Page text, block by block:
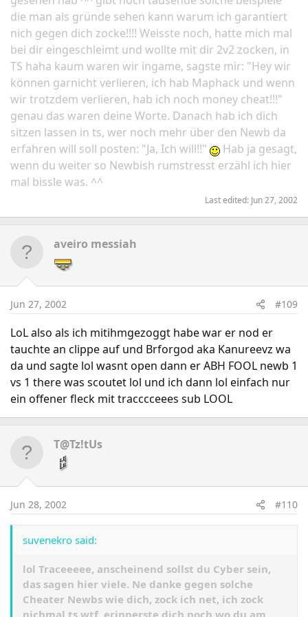
die man als gründe sehen kann warum ich garantiert
nich gegen dich zocke!!!! Weisste noch, hatte mich mal
bei dir eingeschleimt und wollte mit dir 2v2 zocken, in
TS haha kaum waren wir ingame, sagste mir: "Hey wir
können garnicht verlieren, ich hab Maphack und wenn
wir trotzdem verlieren, hab ich noch money cheat!!!"
genau das waren deine Worte. Danach hab ich dich
sitzen lassen in ts, wer noch mehr über den Newb da
erfahren will soll posten: "Ja, Ich will!!"
Hab ja gesagt,
wenn du weiter so Newbish rumstresst erzähl ich hier
mal bissle was. ^^
Last edited: Jun 27, 2002
aveiro messiah
Jun 27, 2002 #109
LoL also als ich mitihmgezoggt habe war er nod er
tauchte an clippe auf und Brforgod aka Kanureevz wa
da und sagte lol wasnt open dann er ABH FOOL newb 1
vs 1 there was scoutet lol und ich dann lol einfach nur
ein offener fleck mit tracccceees sub LOOL
T@Tz!tUs
Jun 28, 2002 #110
suvenekro said:
lol Traceeeee, anscheinend sollst du Cyber sein,
das sagen hier viele. Ne danke gegen solche
Cheater Newbs wie dich, zock ich net, ich zock
nichmal ts wtf, erinnerste dich noch wo du am